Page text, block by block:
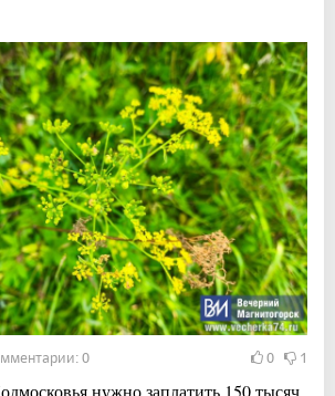
0 0 1
нужно заплатить 150 тысяч